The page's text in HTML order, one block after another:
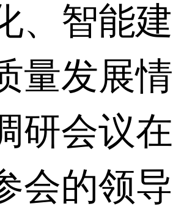
、智能
量发展
研会议
会的领